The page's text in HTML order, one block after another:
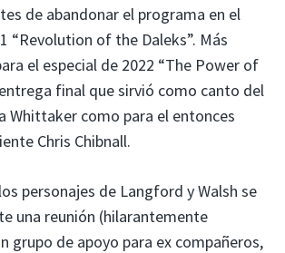
de abandonar el programa en el
“Revolution of the Daleks”. Más
el especial de 2022 “The Power of
final que sirvió como canto del
Whittaker como para el entonces
Chris Chibnall.
personajes de Langford y Walsh se
una reunión (hilarantemente
grupo de apoyo para ex compañeros,